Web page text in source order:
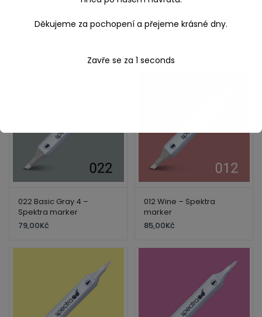
016 Orange – Spektra
026 Cool Gray 40% –
022 Basic Gray 4 –
Spektra marker
79,00Kč
012 Wine – Spektra
marker
85,00Kč
Děkujeme za pochopení a přejeme krásné dny.
Zavře se za 1 seconds